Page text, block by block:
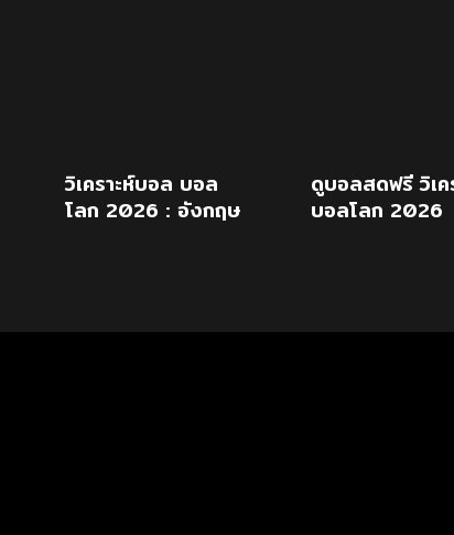
วิเคราะห์บอล บอล
โลก 2026 : อังกฤษ
ดูบอลสดฟรี วิเค
บอลโลก 2026